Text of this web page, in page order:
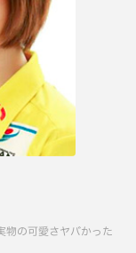
物の可愛さヤバかった